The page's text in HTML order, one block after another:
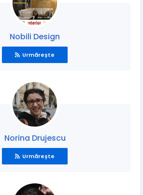
Nobili Design
Urmărește
Norina Drujescu
Urmărește